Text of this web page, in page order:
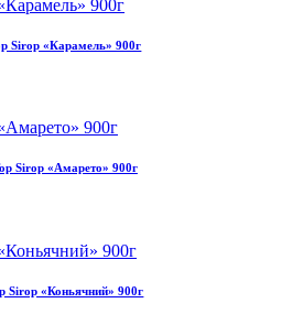
Sirop «Карамель» 900г
Sirop «Амарето» 900г
Sirop «Коньячний» 900г